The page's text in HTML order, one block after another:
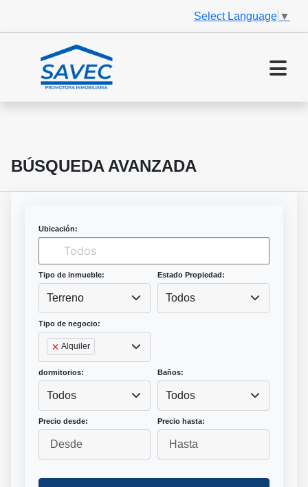
Select Language ▼
BÚSQUEDA AVANZADA
Ubicación:
Tipo de inmueble:
Terreno
Estado Propiedad:
Todos
Tipo de negocio:
Alquiler
dormitorios:
Todos
Baños:
Todos
Precio desde: Precio hasta: